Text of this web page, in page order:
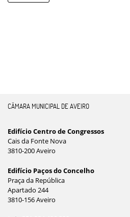
CÂMARA MUNICIPAL DE AVEIRO
Edifício Centro de Congressos
Cais da Fonte Nova
3810-200 Aveiro
Edifício Paços do Concelho
Praça da República
Apartado 244
3810-156 Aveiro